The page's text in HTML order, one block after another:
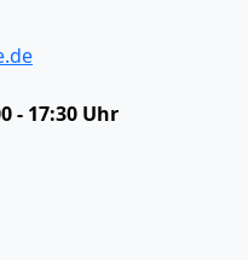
- 17:30 Uhr